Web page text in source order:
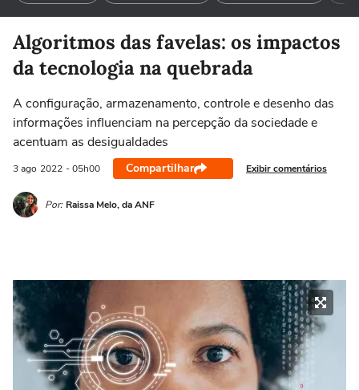
Algoritmos das favelas: os impactos
da tecnologia na quebrada
A configuração, armazenamento, controle e desenho das
informações influenciam na percepção da sociedade e
acentuam as desigualdades
3 ago 2022 - 05h00 Compartilhar Exibir comentários
Por: Raissa Melo, da ANF